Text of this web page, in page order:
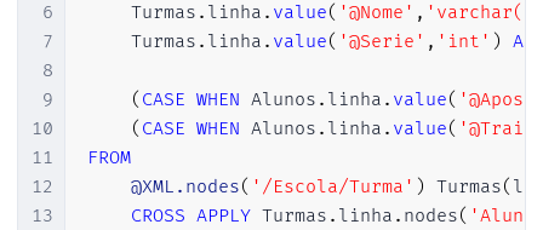
6
7
8
9
10
11
12
13
    Turmas
. linha . value( '@Nome' ,
    Turmas
. linha . value( '@Serie' , 'int' ) AS
( CASE WHEN Alunos . linha . value(
( CASE WHEN Alunos . linha . value(
FROM
@XML.nodes( '/Escola/Turma' ) Turmas(
CROSS APPLY Turmas . linha . nodes(